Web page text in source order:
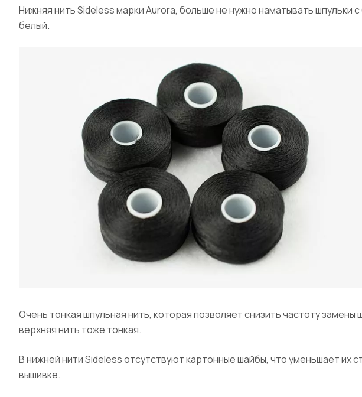
Нижняя нить Sideless марки Aurora, больше не нужно наматывать
белый.
Очень тонкая шпульная нить, которая позволяет снизить частоту
верхняя нить тоже тонкая.
В нижней нити Sideless отсутствуют картонные шайбы, что уменьшает
вышивке.